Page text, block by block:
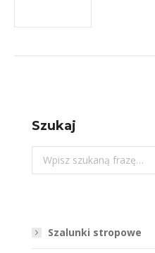
Szukaj
Szukaj:
Szalunki stropowe